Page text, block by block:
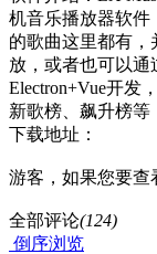
机音乐播放器软件
的歌曲这里都有，
放，或者也可以
Electron+Vue开发
新歌榜、飙升榜等
下载地址：
游客，如果您要查
全部评论(124)
倒序浏览